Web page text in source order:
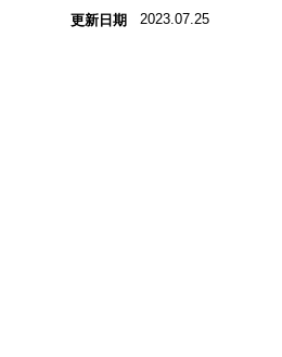
更新日期 2023.07.25